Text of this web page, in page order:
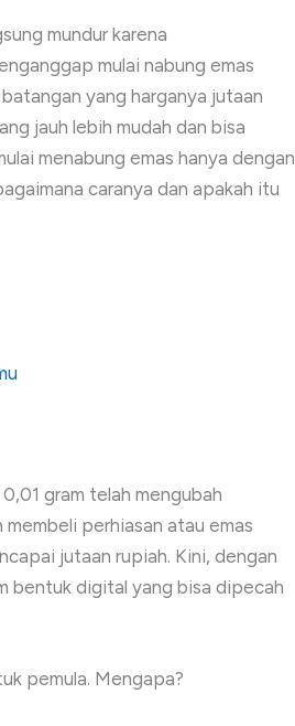
mundur karena
mulai nabung emas
yang harganya jutaan
jauh lebih mudah dan bisa
menabung emas hanya dengan
caranya dan apakah itu
gram telah mengubah
perhiasan atau emas
jutaan rupiah. Kini, dengan
bentuk digital yang bisa dipecah
pemula. Mengapa?